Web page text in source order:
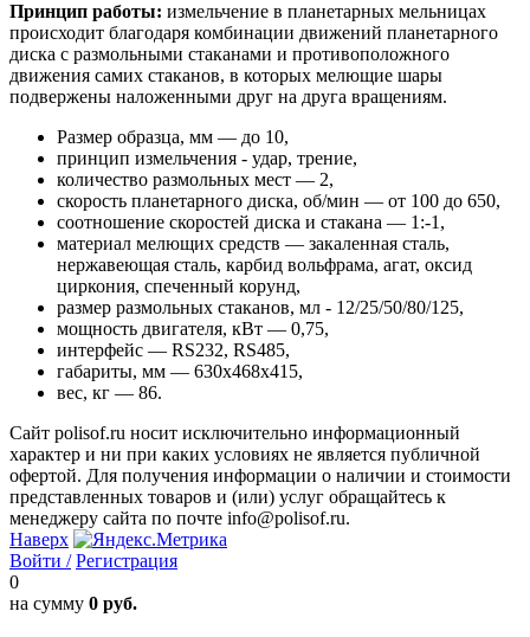
Принцип работы: измельчение в планетарных мельницах
происходит благодаря комбинации движений планетарного
диска с размольными стаканами и противоположного
движения самих стаканов, в которых мелющие шары
подвержены наложенными друг на друга вращениям.
Размер образца, мм — до 10,
принцип измельчения - удар, трение,
количество размольных мест — 2,
скорость планетарного диска, об/мин — от 100 до 650,
соотношение скоростей диска и стакана — 1:-1,
материал мелющих средств — закаленная сталь,
нержавеющая сталь, карбид вольфрама, агат, оксид
циркония, спеченный корунд,
размер размольных стаканов, мл - 12/25/50/80/125,
мощность двигателя, кВт — 0,75,
интерфейс — RS232, RS485,
габариты, мм — 630x468x415,
вес, кг — 86.
Сайт polisof.ru носит исключительно информационный
характер и ни при каких условиях не является публичной
офертой. Для получения информации о наличии и стоимости
представленных товаров и (или) услуг обращайтесь к
менеджеру сайта по почте info@polisof.ru.
Наверх
Войти / Регистрация
0
на сумму 0 руб.